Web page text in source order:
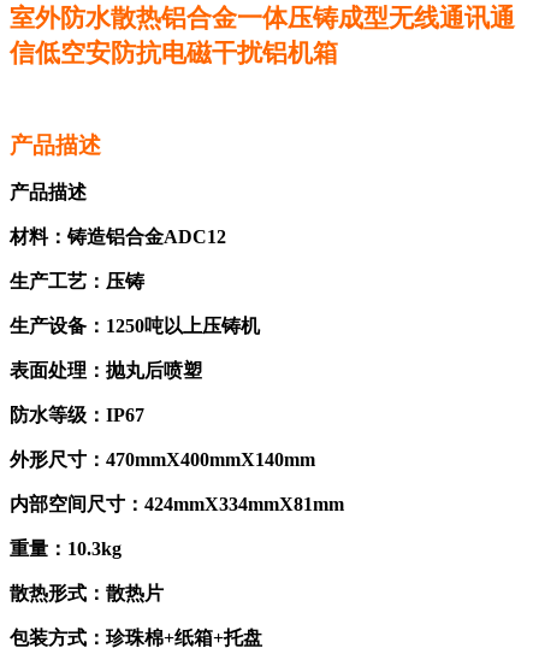
室外防水散热铝合金一体压铸成型无线通讯通
信低空安防抗电磁干扰铝机箱
产品描述
产品描述
材料：铸造铝合金ADC12
生产工艺：压铸
生产设备：1250吨以上压铸机
表面处理：抛丸后喷塑
防水等级：IP67
外形尺寸：470mmX400mmX140mm
内部空间尺寸：424mmX334mmX81mm
重量：10.3kg
散热形式：散热片
包装方式：珍珠棉+纸箱+托盘